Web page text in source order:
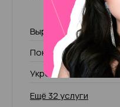
Выравнивание
Покрытие Luxio
Укрепление Build
Ещё 32 услуги